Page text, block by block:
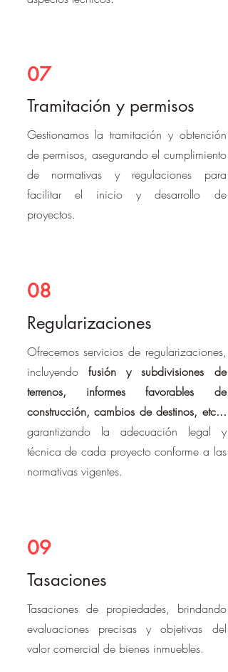
07
Tramitación y permisos
Gestionamos la tramitación y obtención
de permisos, asegurando el cumplimiento
de normativas y regulaciones para
facilitar el inicio y desarrollo de
proyectos.
08
Regularizaciones
Ofrecemos servicios de regularizaciones,
incluyendo fusión y subdivisiones de
terrenos, informes favorables de
construcción, cambios de destinos, etc...
garantizando la adecuación legal y
técnica de cada proyecto conforme a las
normativas vigentes.
09
Tasaciones
Tasaciones de propiedades, brindando
evaluaciones precisas y objetivas del
valor comercial de bienes inmuebles.